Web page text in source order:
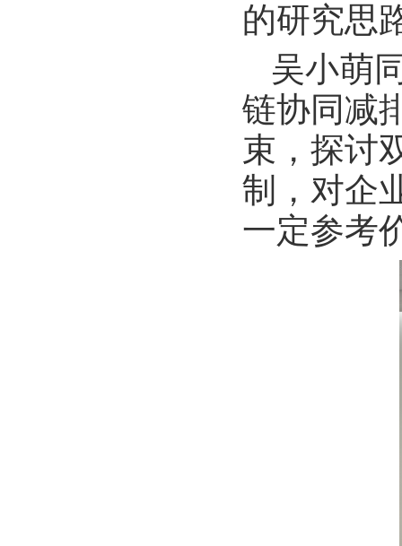
的研究思
吴小萌
链协同减
束，探讨
制，对企
一定参考